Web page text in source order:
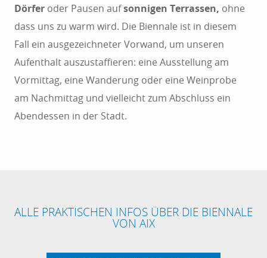
Dörfer oder Pausen aufsonnigen Terrassen, ohne
dass uns zu warm wird. Die Biennale ist in diesem
Fall ein ausgezeichneter Vorwand, um unseren
Aufenthalt auszustaffieren: eine Ausstellung am
Vormittag, eine Wanderung oder eine Weinprobe
am Nachmittag und vielleicht zum Abschluss ein
Abendessen in der Stadt.
ALLE PRAKTISCHEN INFOS ÜBER DIE BIENNALE
VON AIX